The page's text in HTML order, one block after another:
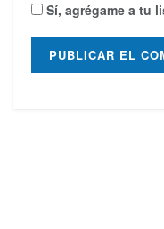
Sí, agrégame a tu